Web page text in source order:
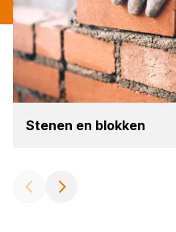
Ste­nen en blok­ken